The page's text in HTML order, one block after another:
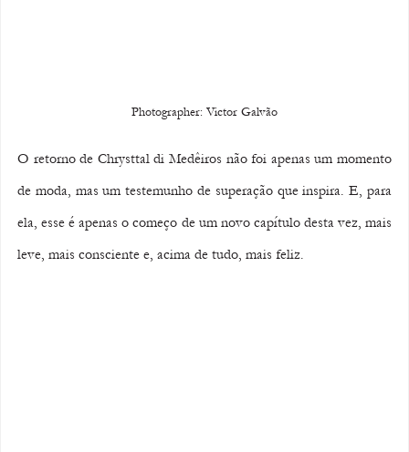
Photographer: Victor Galvão
O retorno de Chrysttal di Medêiros não foi apenas um momento
de moda, mas um testemunho de superação que inspira. E, para
ela, esse é apenas o começo de um novo capítulo desta vez, mais
leve, mais consciente e, acima de tudo, mais feliz.